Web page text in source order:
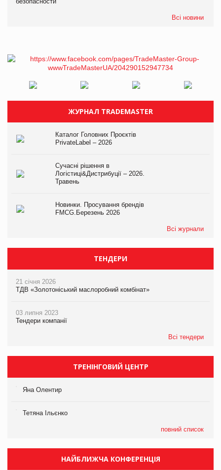
Всі новини
ЖУРНАЛ TRADEMASTER
Каталог Головних Проєктів
PrivateLabel – 2026
Сучасні рішення в
Логістиці&Дистрибуції – 2026.
Травень
Новинки. Просування брендів
FMCG.Березень 2026
Всі журнали
ТЕНДЕРИ
21 січня 2026
ТДВ «Золотоніський маслоробний комбінат»
03 липня 2023
Тендери компанії
Всі тендери
ТРЕНІНГОВИЙ ЦЕНТР
Яна Олентир
Тетяна Ільєнко
повний список
НАЙБЛИЖЧА КОНФЕРЕНЦІЯ